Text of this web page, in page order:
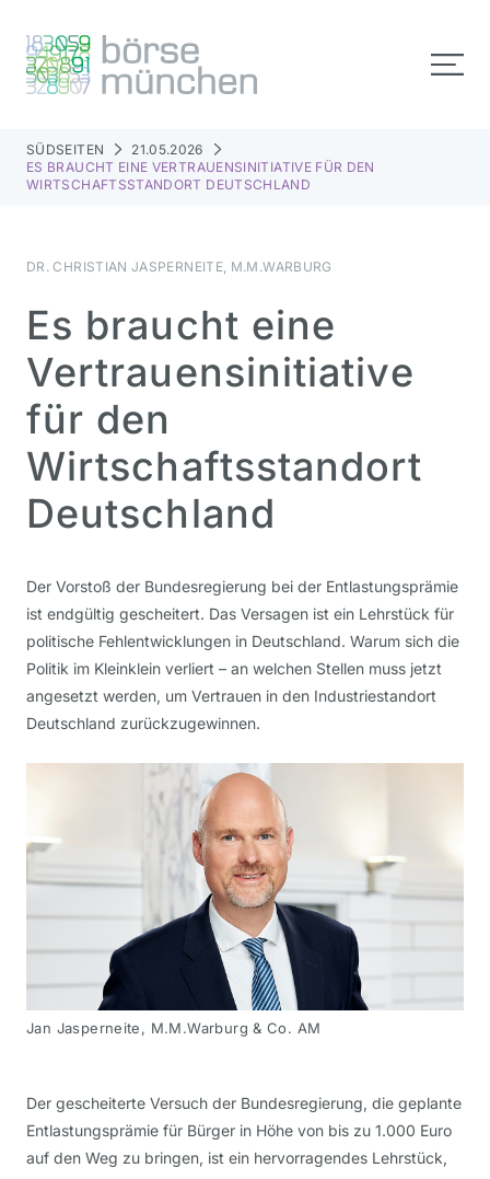
SÜDSEITEN
21.05.2026
ES BRAUCHT EINE VERTRAUENSINITIATIVE FÜR DEN
WIRTSCHAFTSSTANDORT DEUTSCHLAND
DR. CHRISTIAN JASPERNEITE, M.M.WARBURG
Es braucht eine
Vertrauensinitiative
für den
Wirtschaftsstandort
Deutschland
Der Vorstoß der Bundesregierung bei der Entlastungsprämie
ist endgültig gescheitert. Das Versagen ist ein Lehrstück für
politische Fehlentwicklungen in Deutschland. Warum sich die
Politik im Kleinklein verliert – an welchen Stellen muss jetzt
angesetzt werden, um Vertrauen in den Industriestandort
Deutschland zurückzugewinnen.
Jan Jasperneite, M.M.Warburg & Co. AM
Der gescheiterte Versuch der Bundesregierung, die geplante
Entlastungsprämie für Bürger in Höhe von bis zu 1.000 Euro
auf den Weg zu bringen, ist ein hervorragendes Lehrstück,